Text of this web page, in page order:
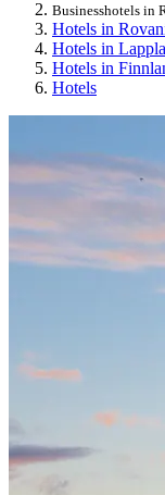
Businesshotels in
Hotels in
Hotels in
Hotels in
Hotels